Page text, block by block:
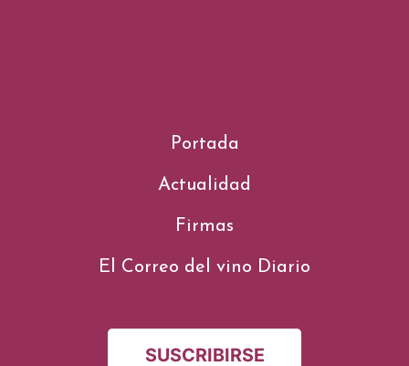
Portada
Actualidad
Firmas
El Correo del vino Diario
SUSCRIBIRSE